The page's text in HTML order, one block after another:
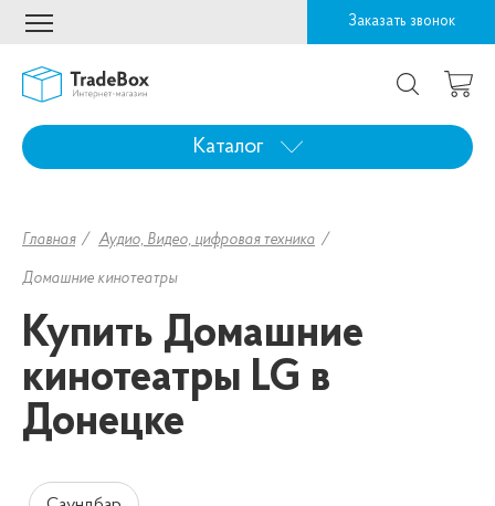
Заказать звонок
Каталог
Главная Аудио, Видео, цифровая техника
Домашние кинотеатры
Купить Домашние
кинотеатры LG в
Донецке